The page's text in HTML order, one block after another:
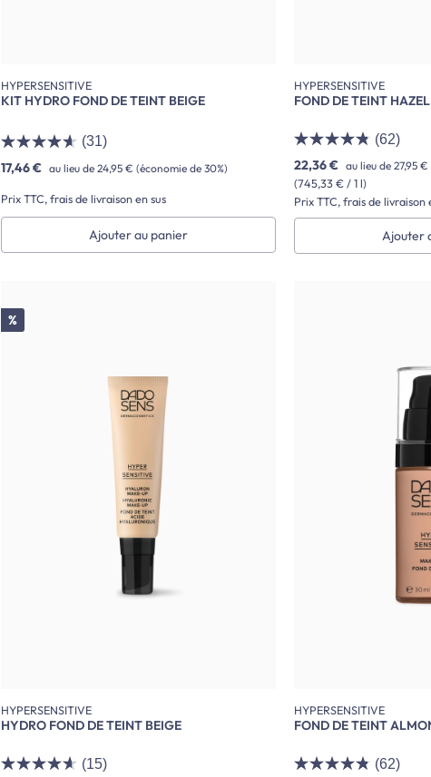
HYPERSENSITIVE
KIT HYDRO FOND DE TEINT BEIGE
(31)
17,46 € au lieu de 24,95 € (économie de 30%)
Prix TTC, frais de livraison en sus
Ajouter au panier
HYPERSENSITIVE
FOND DE TEINT HAZEL
(62)
(745,33 € / 1 l)
22,36 € au lieu de 27,95 €
Prix TTC, frais de livraison
Ajouter
Réduction
%
HYPERSENSITIVE
HYDRO FOND DE TEINT BEIGE
(15)
HYPERSENSITIVE
FOND DE TEINT
(62)